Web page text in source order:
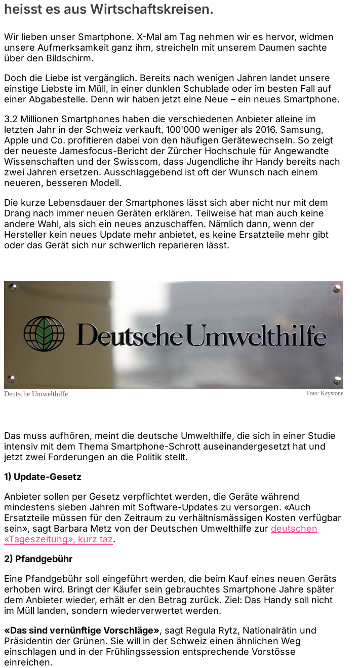
heisst es aus Wirtschaftskreisen.
Wir lieben unser Smartphone. X-Mal am Tag nehmen wir es hervor, widmen
unsere Aufmerksamkeit ganz ihm, streicheln mit unserem Daumen sachte
über den Bildschirm.
Doch die Liebe ist vergänglich. Bereits nach wenigen Jahren landet unsere
einstige Liebste im Müll, in einer dunklen Schublade oder im besten Fall auf
einer Abgabestelle. Denn wir haben jetzt eine Neue – ein neues Smartphone.
3.2 Millionen Smartphones haben die verschiedenen Anbieter alleine im
letzten Jahr in der Schweiz verkauft, 100'000 weniger als 2016. Samsung,
Apple und Co. profitieren dabei von den häufigen Gerätewechseln. So zeigt
der neueste Jamesfocus-Bericht der Zürcher Hochschule für Angewandte
Wissenschaften und der Swisscom, dass Jugendliche ihr Handy bereits nach
zwei Jahren ersetzen. Ausschlaggebend ist oft der Wunsch nach einem
neueren, besseren Modell.
Die kurze Lebensdauer der Smartphones lässt sich aber nicht nur mit dem
Drang nach immer neuen Geräten erklären. Teilweise hat man auch keine
andere Wahl, als sich ein neues anzuschaffen. Nämlich dann, wenn der
Hersteller kein neues Update mehr anbietet, es keine Ersatzteile mehr gibt
oder das Gerät sich nur schwerlich reparieren lässt.
Deutsche Umwelthilfe Foto: Keystone
Das muss aufhören, meint die deutsche Umwelthilfe, die sich in einer Studie
intensiv mit dem Thema Smartphone-Schrott auseinandergesetzt hat und
jetzt zwei Forderungen an die Politik stellt.
1) Update-Gesetz
Anbieter sollen per Gesetz verpflichtet werden, die Geräte während
mindestens sieben Jahren mit Software-Updates zu versorgen. «Auch
Ersatzteile müssen für den Zeitraum zu verhältnismässigen Kosten verfügbar
sein», sagt Barbara Metz von der Deutschen Umwelthilfe zur deutschen
«Tageszeitung», kurz taz.
2) Pfandgebühr
Eine Pfandgebühr soll eingeführt werden, die beim Kauf eines neuen Geräts
erhoben wird. Bringt der Käufer sein gebrauchtes Smartphone Jahre später
dem Anbieter wieder, erhält er den Betrag zurück. Ziel: Das Handy soll nicht
im Müll landen, sondern wiederverwertet werden.
«Das sind vernünftige Vorschläge», sagt Regula Rytz, Nationalrätin und
Präsidentin der Grünen. Sie will in der Schweiz einen ähnlichen Weg
einschlagen und in der Frühlingssession entsprechende Vorstösse
einreichen.